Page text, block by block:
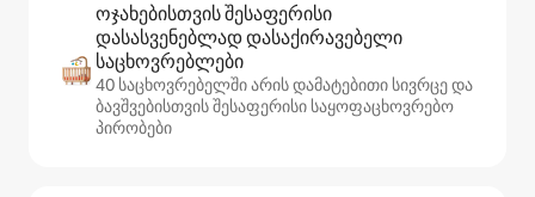
ოჯახებისთვის შესაფერისი
დასასვენებლად დასაქირავებელი
საცხოვრებლები
40 საცხოვრებელში არის დამატებითი სივრცე და
ბავშვებისთვის შესაფერისი საყოფაცხოვრებო
პირობები